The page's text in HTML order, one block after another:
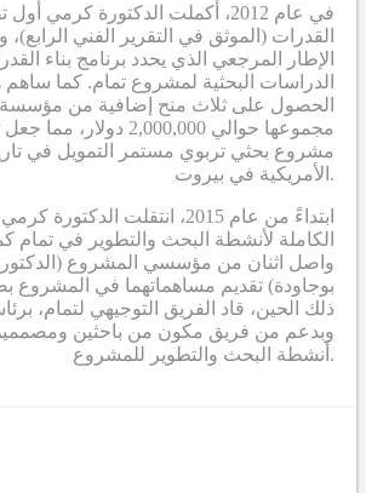
في عام 2012، أكملت الدكتورة كرمي
القدرات (الموثق في التقرير الفني الرابع)،
الإطار المرجعي الذي يحدد برنامج بناء
الدراسات البحثية لمشروع تمام. كما ساهم
الحصول على ثلاث منح إضافية من مؤسسة
مجموعها حوالي 2,000,000
مشروع بحثي تربوي مستمر التمويل في
الأمريكية في بيروت.
ابتداءً من عام 2015، انتقلت
الكاملة لأنشطة البحث والتطوير في تمام
واصل اثنان من مؤسسي المشروع (الدكتورة
بوجاودة) تقديم مساهماتهما في المشروع
ذلك الحين، قاد الفريق التوجيهي لتمام،
وبدعم من فريق مكون من باحثين
أنشطة البحث والتطوير للمشروع.